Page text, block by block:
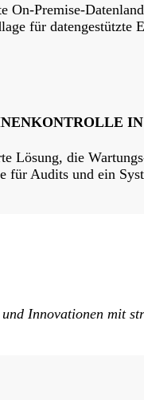
Premise-
für datengestützte
Lösung, die
für Audits und ein
Innovationen mit